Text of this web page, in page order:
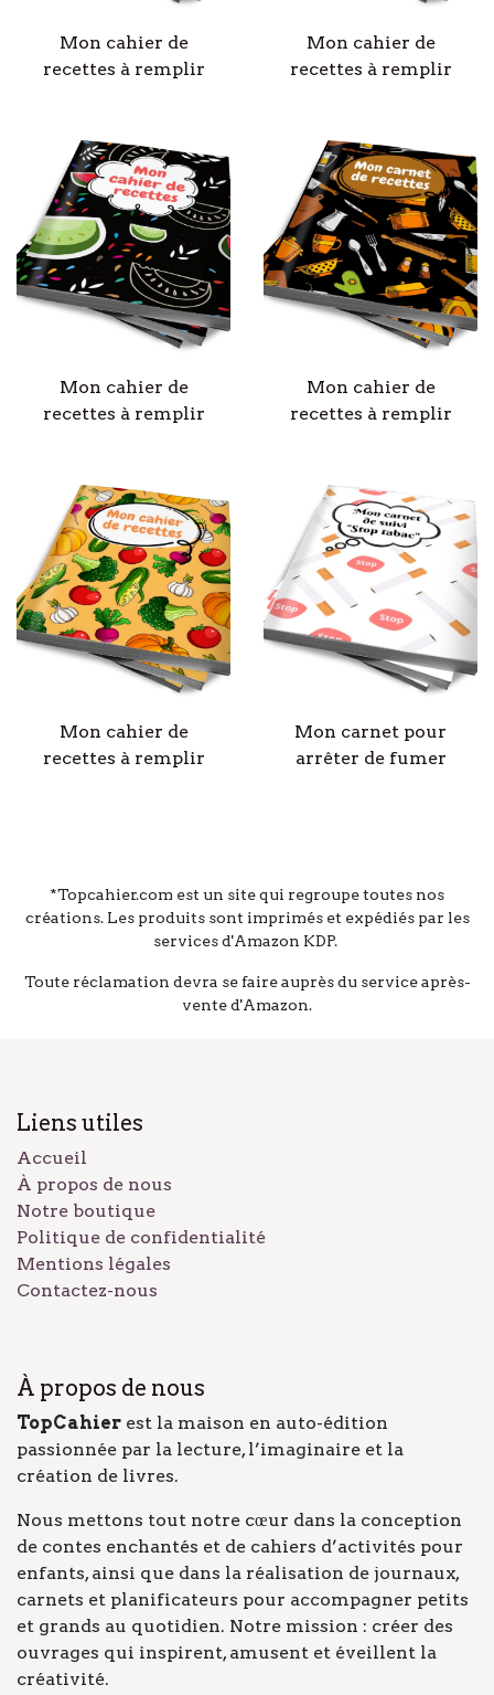
Mon cahier de
recettes à remplir
Mon cahier de
recettes à remplir
Mon cahier de
recettes à remplir
Mon cahier de
recettes à remplir
Mon carnet pour
arrêter de fumer
Mon cahier de
recettes à remplir
*Topcahier.com est un site qui regroupe toutes nos
créations. Les produits sont imprimés et expédiés par les
services d'Amazon KDP.
Toute réclamation devra se faire auprès du service après-
vente d'Amazon.
Liens utiles
Accueil
À propos de nous
Notre boutique
Politique de confidentialité
Mentions légales
Contactez-nous
À propos de nous
TopCahier est la maison en auto-édition
passionnée par la lecture, l’imaginaire et la
création de livres.
Nous mettons tout notre cœur dans la conception
de contes enchantés et de cahiers d’activités pour
enfants, ainsi que dans la réalisation de journaux,
carnets et planificateurs pour accompagner petits
et grands au quotidien. Notre mission : créer des
ouvrages qui inspirent, amusent et éveillent la
créativité.